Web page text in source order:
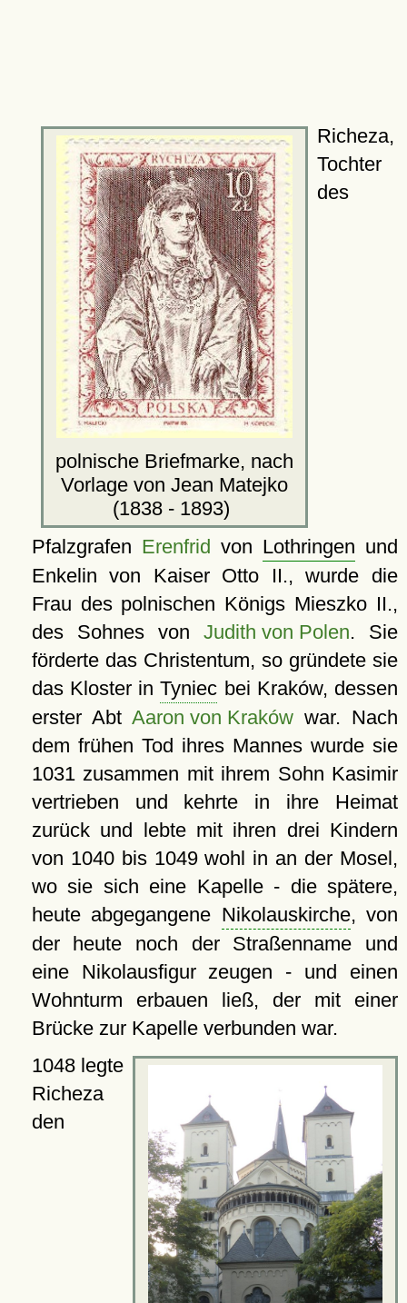
polnische Briefmarke, nach
Vorlage von Jean Matejko
(1838 - 1893)
Richeza,
Tochter
des
Pfalzgrafen Erenfrid von Lothringen und
Enkelin von Kaiser Otto II., wurde die
Frau des polnischen Königs Mieszko II.,
des Sohnes von Judith von Polen. Sie
förderte das Christentum, so gründete sie
das Kloster inTyniec bei Kraków, dessen
erster AbtAaron von Kraków war. Nach
dem frühen Tod ihres Mannes wurde sie
1031 zusammen mit ihrem Sohn Kasimir
vertrieben und kehrte in ihre Heimat
zurück und lebte mit ihren drei Kindern
von 1040 bis 1049 wohl in an der Mosel,
wo sie sich eine Kapelle - die spätere,
heute abgegangene Nikolauskirche, von
der heute noch der Straßenname und
eine Nikolausfigur zeugen - und einen
Wohnturm erbauen ließ, der mit einer
Brücke zur Kapelle verbunden war.
1048 legte
Richeza
den